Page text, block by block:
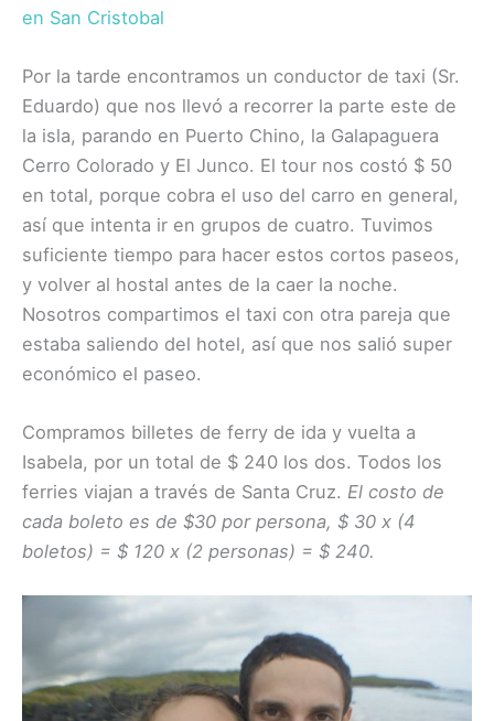
en San Cristobal
Por la tarde encontramos un conductor de taxi (Sr.
Eduardo) que nos llevó a recorrer la parte este de
la isla, parando en Puerto Chino, la Galapaguera
Cerro Colorado y El Junco. El tour nos costó $ 50
en total, porque cobra el uso del carro en general,
así que intenta ir en grupos de cuatro. Tuvimos
suficiente tiempo para hacer estos cortos paseos,
y volver al hostal antes de la caer la noche.
Nosotros compartimos el taxi con otra pareja que
estaba saliendo del hotel, así que nos salió super
económico el paseo.
Compramos billetes de ferry de ida y vuelta a
Isabela, por un total de $ 240 los dos. Todos los
ferries viajan a través de Santa Cruz. El costo de
cada boleto es de $30 por persona, $ 30 x (4
boletos) = $ 120 x (2 personas) = $ 240.